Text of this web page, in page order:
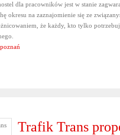
dla pracowników jest w stanie
okresu na zaznajomienie się ze
że każdy, kto tylko
Trafik Trans